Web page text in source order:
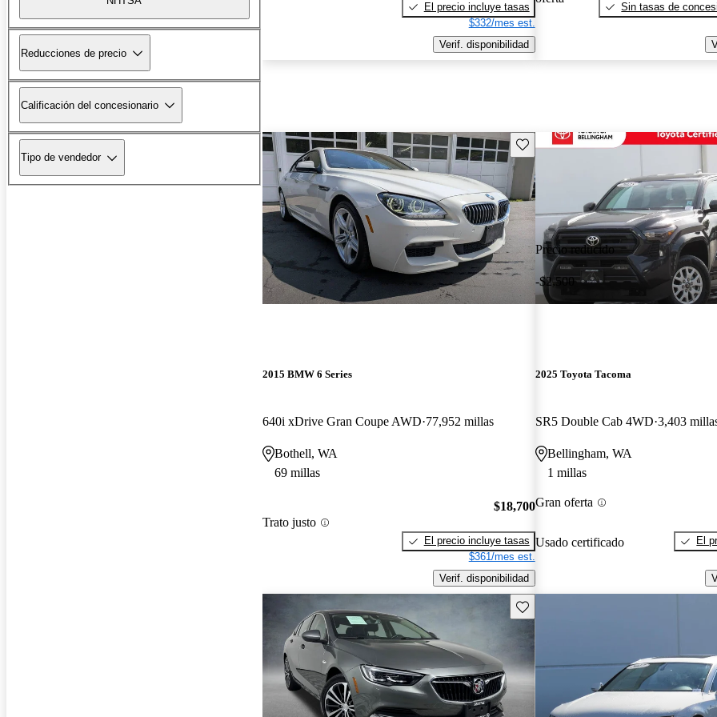
Reducciones de precio
Calificación del concesionario
Tipo de vendedor
El precio incluye tasas
$332/mes est.
Verif. disponibilidad
Sin tasas de
Guarda este Aviso
2015 BMW 6 Series
640i xDrive Gran Coupe AWD 77,952 millas
Bothell, WA
69 millas
Trato justo
$18,700
El precio incluye tasas
$361/mes est.
Verif. disponibilidad
Precio reducido
-$2,500
2025 Toyota Tacoma
SR5 Double Cab 4WD 3,403
Bellingham, WA
1 millas
Gran oferta
Usado certificado
El
Guarda este Aviso